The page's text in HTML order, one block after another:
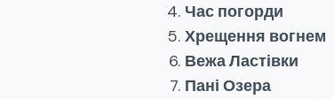
Час погорди
Хрещення вогнем
Вежа Ластівки
Пані Озера